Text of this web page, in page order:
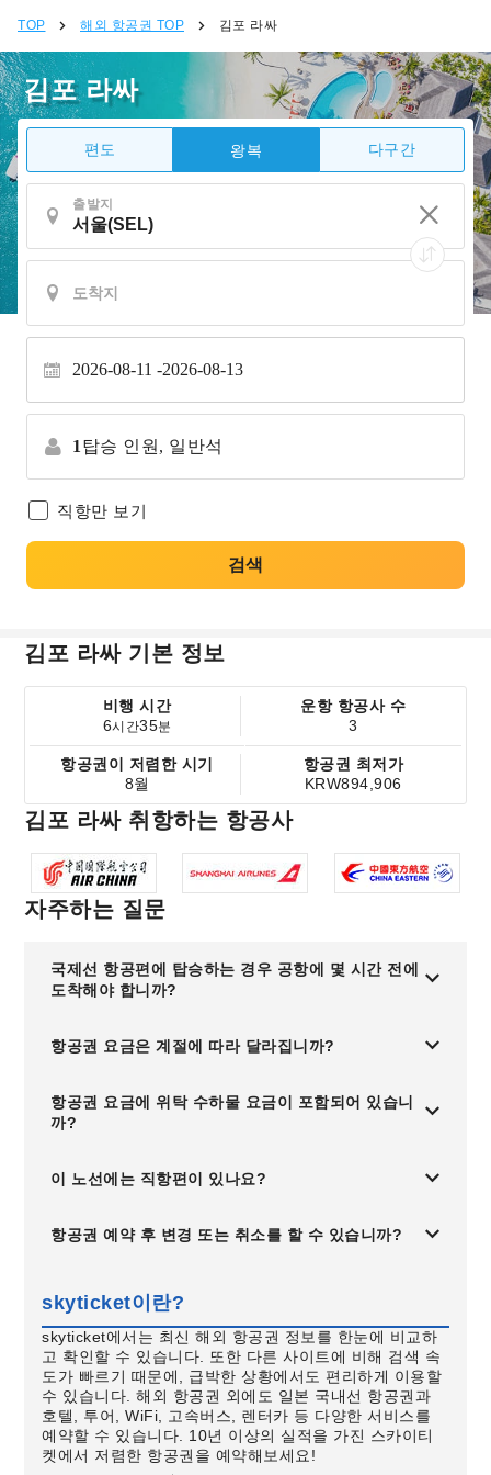
TOP 해외 항공권 TOP 김포 라싸
김포 라싸
편도 왕복 다구간
출발지
2026-08-11 2026-08-13
1 탑승 인원, 일반석
직항만 보기
검색
김포 라싸 기본 정보
비행 시간
6시간35분
운항 항공사 수
3
항공권이 저렴한 시기
8월
항공권 최저가
KRW894,906
김포 라싸 취항하는 항공사
자주하는 질문
국제선 항공편에 탑승하는 경우 공항에 몇 시간 전에
도착해야 합니까?
항공권 요금은 계절에 따라 달라집니까?
항공권 요금에 위탁 수하물 요금이 포함되어 있습니
까?
이 노선에는 직항편이 있나요?
항공권 예약 후 변경 또는 취소를 할 수 있습니까?
skyticket이란?
skyticket에서는 최신 해외 항공권 정보를 한눈에 비교하
고 확인할 수 있습니다. 또한 다른 사이트에 비해 검색 속
도가 빠르기 때문에, 급박한 상황에서도 편리하게 이용할
수 있습니다. 해외 항공권 외에도 일본 국내선 항공권과
호텔, 투어, WiFi, 고속버스, 렌터카 등 다양한 서비스를
예약할 수 있습니다. 10년 이상의 실적을 가진 스카이티
켓에서 저렴한 항공권을 예약해보세요!